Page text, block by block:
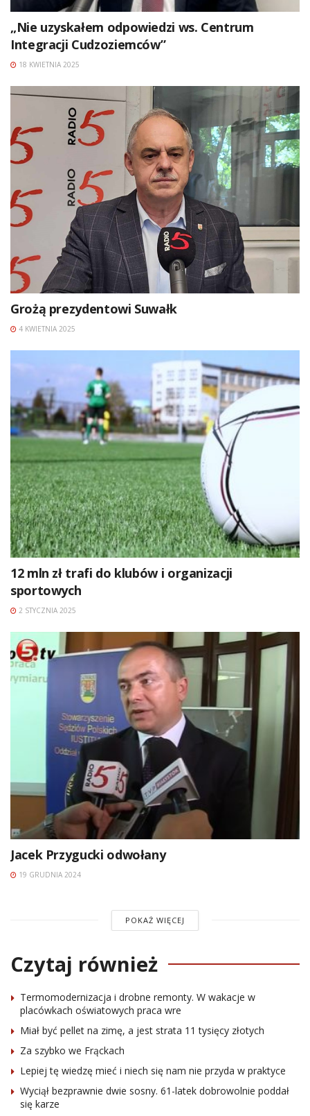
„Nie uzyskałem odpowiedzi ws. Centrum
Integracji Cudzoziemców”
18 KWIETNIA 2025
Grożą prezydentowi Suwałk
4 KWIETNIA 2025
12 mln zł trafi do klubów i organizacji
sportowych
2 STYCZNIA 2025
Jacek Przygucki odwołany
19 GRUDNIA 2024
POKAŻ WIĘCEJ
Czytaj również
Termomodernizacja i drobne remonty. W wakacje w
placówkach oświatowych praca wre
Miał być pellet na zimę, a jest strata 11 tysięcy złotych
Za szybko we Frąckach
Lepiej tę wiedzę mieć i niech się nam nie przyda w praktyce
Wyciął bezprawnie dwie sosny. 61-latek dobrowolnie poddał
się karze